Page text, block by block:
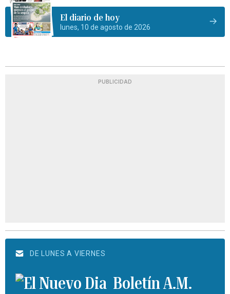
El diario de hoy
lunes, 10 de agosto de 2026
PUBLICIDAD
DE LUNES A VIERNES
Boletín A.M.